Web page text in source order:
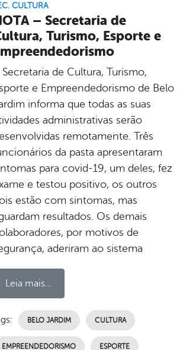
CULTURA
– Secretaria de
Turismo, Esporte e
Secretaria de Cultura, Turismo,
e Empreendedorismo de Belo
informa que todas as suas
administrativas serão
remotamente. Três
da pasta apresentaram
para covid-19, um deles, fez
e testou positivo, os outros
estão com sintomas, mas
resultados. Os demais
por motivos de
aderiram ao sistema
Leia mais...
BELO JARDIM CULTURA
EMPREENDEDORISMO ESPORTE